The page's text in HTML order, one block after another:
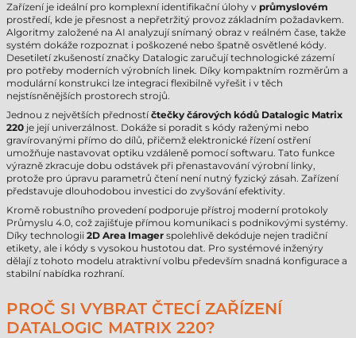
Zařízení je ideální pro komplexní identifikační úlohy v průmyslovém
prostředí, kde je přesnost a nepřetržitý provoz základním požadavkem.
Algoritmy založené na AI analyzují snímaný obraz v reálném čase, takže
systém dokáže rozpoznat i poškozené nebo špatně osvětlené kódy.
Desetiletí zkušeností značky Datalogic zaručují technologické zázemí
pro potřeby moderních výrobních linek. Díky kompaktním rozměrům a
modulární konstrukci lze integraci flexibilně vyřešit i v těch
nejstísněnějších prostorech strojů.
Jednou z největších přednostíčtečky čárových kódů Datalogic Matrix
220 je její univerzálnost. Dokáže si poradit s kódy raženými nebo
gravírovanými přímo do dílů, přičemž elektronické řízení ostření
umožňuje nastavovat optiku vzdáleně pomocí softwaru. Tato funkce
výrazně zkracuje dobu odstávek při přenastavování výrobní linky,
protože pro úpravu parametrů čtení není nutný fyzický zásah. Zařízení
představuje dlouhodobou investici do zvyšování efektivity.
Kromě robustního provedení podporuje přístroj moderní protokoly
Průmyslu 4.0, což zajišťuje přímou komunikaci s podnikovými systémy.
Díky technologii 2D Area Imager spolehlivě dekóduje nejen tradiční
etikety, ale i kódy s vysokou hustotou dat. Pro systémové inženýry
dělají z tohoto modelu atraktivní volbu především snadná konfigurace a
stabilní nabídka rozhraní.
PROČ SI VYBRAT ČTECÍ ZAŘÍZENÍ
DATALOGIC MATRIX 220?